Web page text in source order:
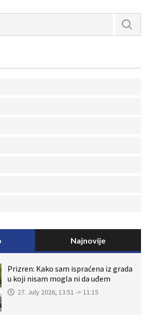
Najnovije
Prizren: Kako sam ispraćena iz grada
u koji nisam mogla ni da uđem
27. July 2026, 13:51 -> 11:15